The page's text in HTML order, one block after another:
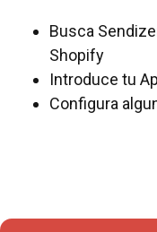
Busca
Shopify
Introduce tu
Configura